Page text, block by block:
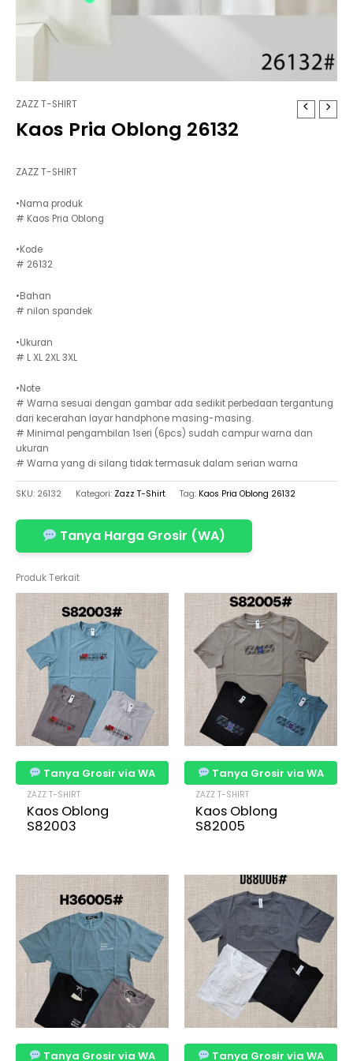
ZAZZ T-SHIRT
Kaos Pria Oblong 26132
ZAZZ T-SHIRT
•Nama produk
# Kaos Pria Oblong
•Kode
# 26132
•Bahan
# nilon spandek
•Ukuran
# L XL 2XL 3XL
•Note
# Warna sesuai dengan gambar ada sedikit perbedaan tergantung
dari kecerahan layar handphone masing-masing.
# Minimal pengambilan 1seri (6pcs) sudah campur warna dan
ukuran
# Warna yang di silang tidak termasuk dalam serian warna
SKU: 26132 Kategori: Zazz T-Shirt Tag: Kaos Pria Oblong 26132
Tanya Harga Grosir (WA)
Produk Terkait
Tanya Grosir via WA
ZAZZ T-SHIRT
Kaos Oblong
S82003
Tanya Grosir via WA
ZAZZ T-SHIRT
Kaos Oblong
S82005
Tanya Grosir via WA Tanya Grosir via WA